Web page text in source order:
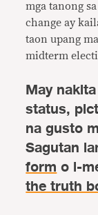
mga tanong
change ay
taon upang
midterm
May
status,
na gusto
Sagutan
formo i-
the truth